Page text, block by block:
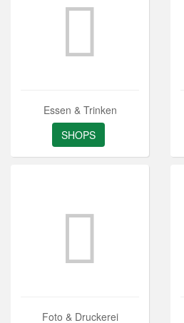
Essen & Trinken
SHOPS
Foto & Druckerei